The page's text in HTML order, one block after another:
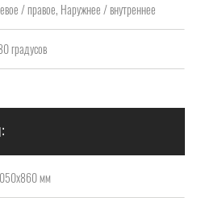
/ правое, Наружнее / внутреннее
градусов
мм